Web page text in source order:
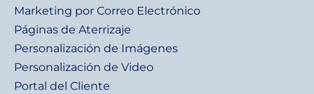
Marketing por Correo Electrónico
Páginas de Aterrizaje
Personalización de Imágenes
Personalización de Video
Portal del Cliente